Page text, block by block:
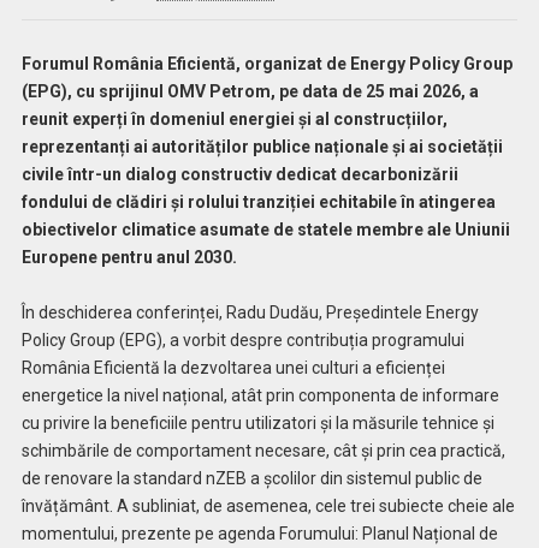
Forumul România Eficientă, organizat de Energy Policy Group
(EPG), cu sprijinul OMV Petrom, pe data de 25 mai 2026, a
reunit experți în domeniul energiei și al construcțiilor,
reprezentanți ai autorităților publice naționale și ai societății
civile într-un dialog constructiv dedicat decarbonizării
fondului de clădiri și rolului tranziției echitabile în atingerea
obiectivelor climatice asumate de statele membre ale Uniunii
Europene pentru anul 2030.
În deschiderea conferinței, Radu Dudău, Președintele Energy
Policy Group (EPG), a vorbit despre contribuția programului
România Eficientă la dezvoltarea unei culturi a eficienței
energetice la nivel național, atât prin componenta de informare
cu privire la beneficiile pentru utilizatori și la măsurile tehnice și
schimbările de comportament necesare, cât și prin cea practică,
de renovare la standard nZEB a școlilor din sistemul public de
învățământ. A subliniat, de asemenea, cele trei subiecte cheie ale
momentului, prezente pe agenda Forumului: Planul Național de